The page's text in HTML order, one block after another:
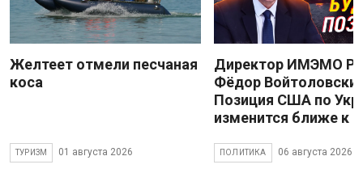
Желтеет отмели песчаная
коса
ТУРИЗМ 01 августа 2026
Директор ИМЭМО
Фёдор
Позиция США по
изменится ближе к
ПОЛИТИКА 06 августа 2026